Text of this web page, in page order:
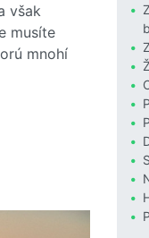
však
musíte
mnohí
pri bolesti